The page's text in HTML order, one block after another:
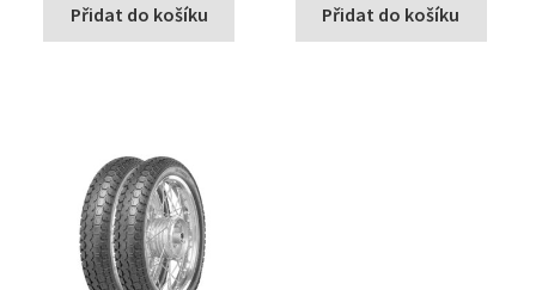
Přidat do košíku Přidat do košíku